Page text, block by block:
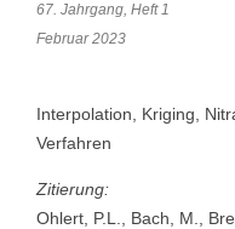
67. Jahrgang, Heft 1
Februar 2023
Interpolation, Kriging,
Verfahren
Zitierung:
Ohlert, P.L., Bach, M.,